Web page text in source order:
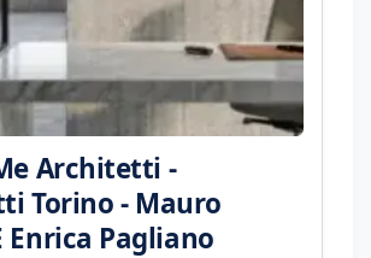
Architetti -
Torino - Mauro
Enrica Pagliano